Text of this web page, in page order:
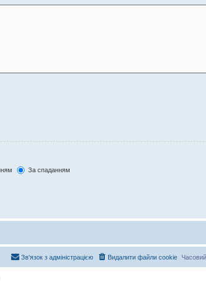
За спаданням
Видалити файли cookie
Зв'язок з адміністрацією